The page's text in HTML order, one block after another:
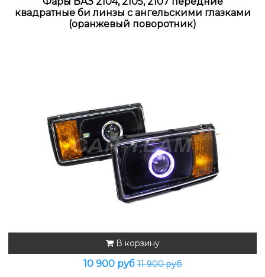
квадратные би линзы с ангельскими глазками
(оранжевый поворотник)
В корзину
10 900 руб11 900 руб